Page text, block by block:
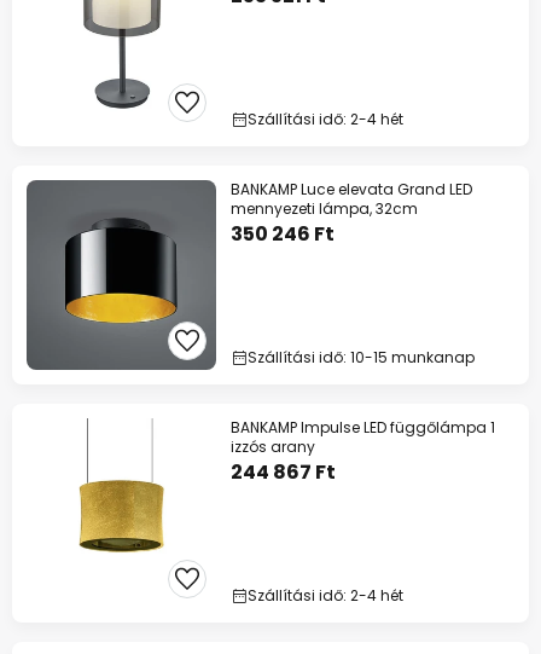
Szállítási idő: 2-4 hét
BANKAMP Luce elevata Grand LED
mennyezeti lámpa, 32cm
350 246 Ft
Szállítási idő: 10-15 munkanap
BANKAMP Impulse LED függőlámpa 1
izzós arany
244 867 Ft
Szállítási idő: 2-4 hét